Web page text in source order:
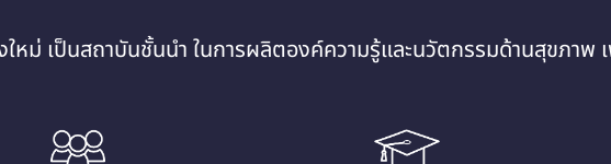
หม่ เป็นสถาบันชั้นนำ ในการผลิตองค์ความรู้และนวัตกรรมด้านสุขภาพ